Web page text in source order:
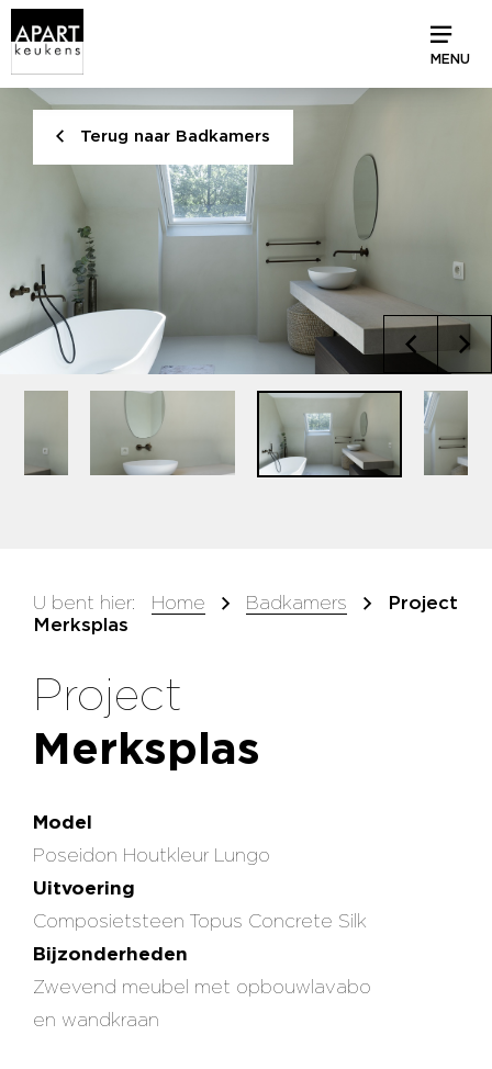
MENU
Terug naar Badkamers
U bent hier: Home Badkamers
Project
Merksplas
Project
Merksplas
Model
Poseidon Houtkleur Lungo
Uitvoering
Composietsteen Topus Concrete Silk
Bijzonderheden
Zwevend meubel met opbouwlavabo
en wandkraan